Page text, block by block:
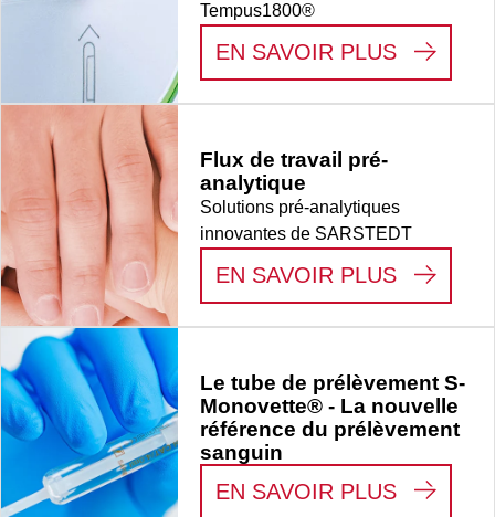
Tempus1800®
EN SAVOIR PLUS:
Flux de travail pré-
analytique
Solutions pré-analytiques
innovantes de SARSTEDT
EN SAVOIR PLUS: FLUX
Le tube de prélèvement S-
Monovette® - La nouvelle
référence du prélèvement
sanguin
EN SAVOIR PLUS: LE